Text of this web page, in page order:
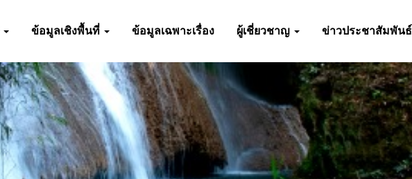
ข้อมูลเชิงพื้นที่ ข้อมูลเฉพาะเรื่อง ผู้เชี่ยวชาญ ข่าวประชาสัมพันธ์